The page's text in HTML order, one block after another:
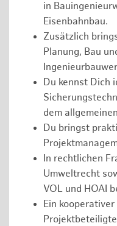
in
Eisenbahnbau.
Zusätzlich
Planung, Bau
Du kennst Dich
dem
Du bringst
In rechtlichen
Umweltrecht
VOL und HOAI
Ein